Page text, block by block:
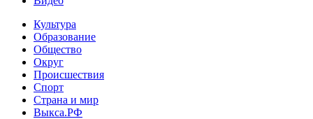
Культура
Образование
Общество
Округ
Происшествия
Спорт
Страна и мир
Выкса.РФ